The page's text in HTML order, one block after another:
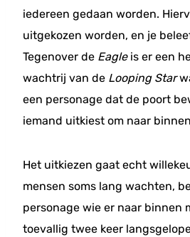
iedereen gedaan worden.
uitgekozen worden, en je
Tegenover de Eagleis er een
wachtrij van de Looping Star
een personage dat de poort
iemand uitkiest om naar
Het uitkiezen gaat echt
mensen soms lang wachten,
personage wie er naar binnen
toevallig twee keer